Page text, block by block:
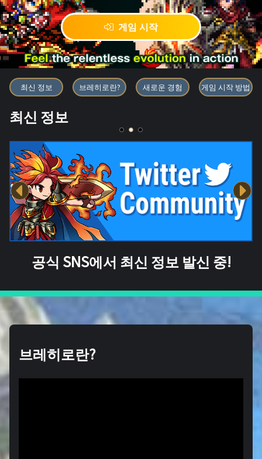
게임 시작
블록체인 게임 「BRAVE
최신 정보 브레히로란? 새로운 경험 게임 시작 방법
최신 정보
공식 SNS에서 최신 정보 발신 중!
브레히로란?